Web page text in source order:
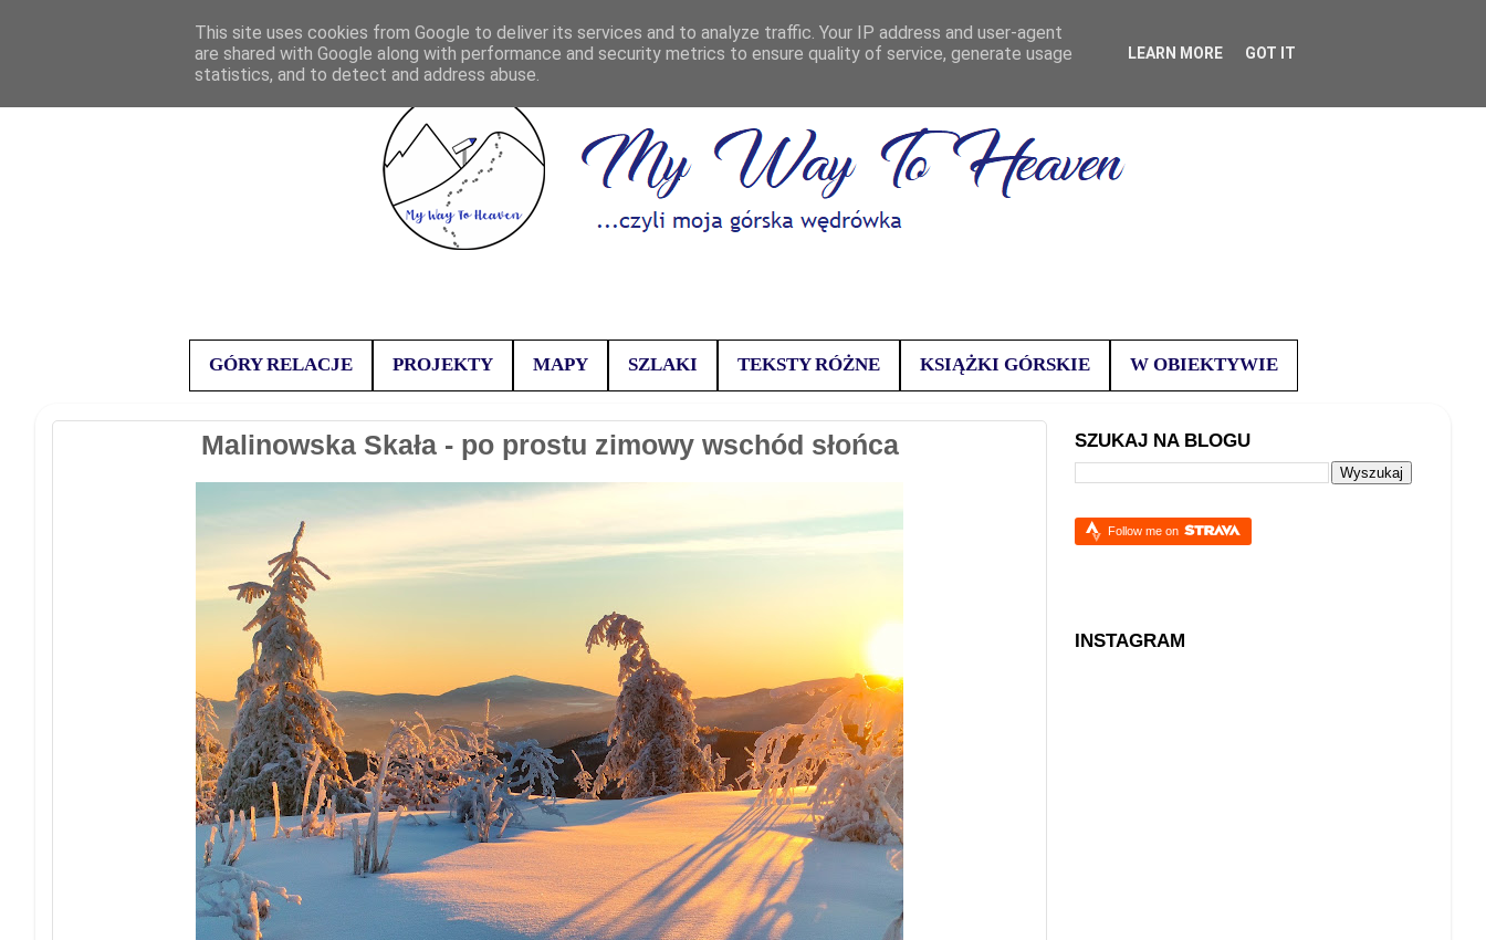
GÓRY RELACJE PROJEKTY MAPY SZLAKI TEKSTY RÓŻNE KSIĄŻKI GÓRSKIE W OBIEKTYWIE
Malinowska Skała - po prostu zimowy wschód słońca SZUKAJ NA BLOGU
Follow me on
INSTAGRAM
This site uses cookies from Google to deliver its services and to analyze traffic. Your IP address and user-agent
are shared with Google along with performance and security metrics to ensure quality of service, generate usage
statistics, and to detect and address abuse.
LEARN MORE GOT IT